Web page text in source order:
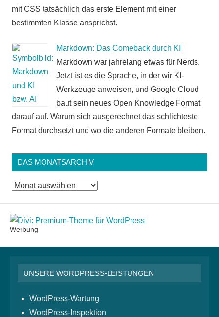
mit CSS tatsächlich das erste Element mit einer
bestimmten Klasse ansprichst.
Markdown: Das Comeback durch KI
Markdown war jahrelang etwas für Nerds.
Jetzt ist es die Sprache, in der wir KI-
Werkzeuge anweisen, und Google Cloud
baut sein neues Open Knowledge Format
darauf auf. Warum sich ausgerechnet das schlichteste
Format durchsetzt und wo die anderen Formate bleiben.
DAS MONATSARCHIV
Das
Werbung
UNSERE WORDPRESS-LEISTUNGEN
WordPress-Wartung
WordPress-Inspektion